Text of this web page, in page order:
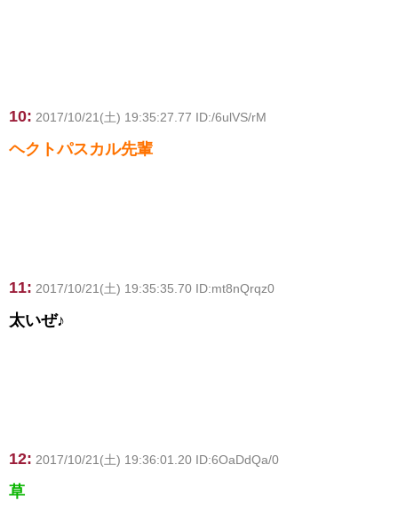
10: 2017/10/21(土) 19:35:27.77 ID:/6ulVS/rM
ヘクトパスカル先輩
11: 2017/10/21(土) 19:35:35.70 ID:mt8nQrqz0
太いぜ♪
12: 2017/10/21(土) 19:36:01.20 ID:6OaDdQa/0
草